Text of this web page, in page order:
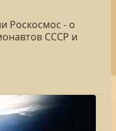
Роскосмос - о
СССР и